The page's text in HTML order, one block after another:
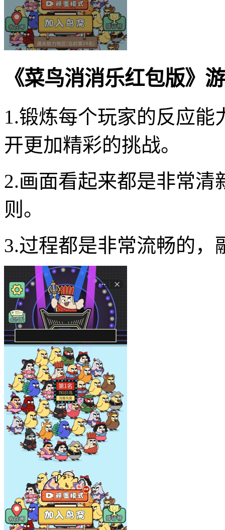
《菜鸟消消乐红包版》
1.锻炼每个玩家的反应
开更加精彩的挑战。
2.画面看起来都是非常
则。
3.过程都是非常流畅的，